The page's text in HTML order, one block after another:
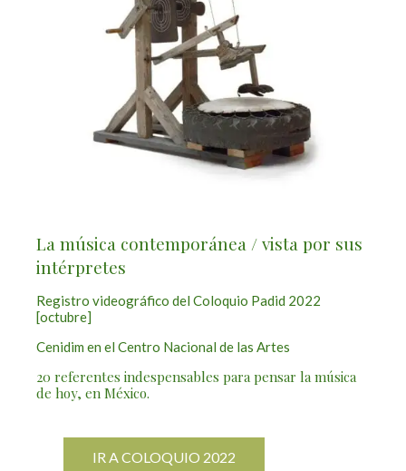
La música contemporánea / vista por sus
intérpretes
Registro videográfico del Coloquio Padid 2022
[octubre]
Cenidim en el Centro Nacional de las Artes
20 referentes indespensables para pensar la música
de hoy, en México.
IR A COLOQUIO 2022